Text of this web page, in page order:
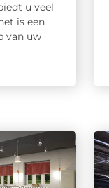
u veel
is een
van uw